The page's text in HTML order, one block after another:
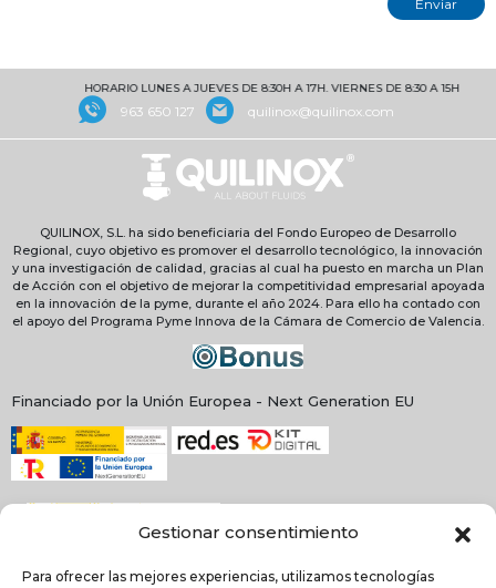
Gestionar consentimiento
Para ofrecer las mejores experiencias, utilizamos tecnologías
HORARIO LUNES A JUEVES DE 8:30H A 17H. VIERNES DE 8:30 A 15H
963 650 127 quilinox@quilinox.com
QUILINOX, S.L. ha sido beneficiaria del Fondo Europeo de Desarrollo
Regional, cuyo objetivo es promover el desarrollo tecnológico, la innovación
y una investigación de calidad, gracias al cual ha puesto en marcha un Plan
de Acción con el objetivo de mejorar la competitividad empresarial apoyada
en la innovación de la pyme, durante el año 2024. Para ello ha contado con
el apoyo del Programa Pyme Innova de la Cámara de Comercio de Valencia.
Financiado por la Unión Europea - Next Generation EU